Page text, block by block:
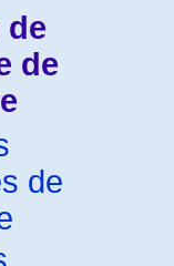
de
de
de